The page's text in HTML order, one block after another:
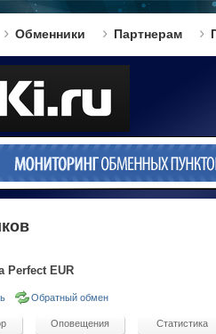
Обменники Партнерам
Perfect EUR
Обратный обмен